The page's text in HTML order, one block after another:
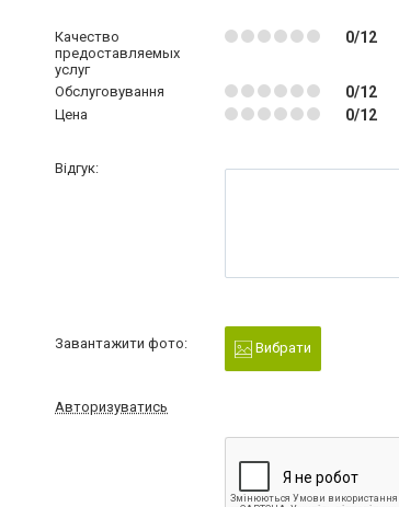
Качество
предоставляемых
услуг
0/12
Обслуговування 0/12
Цена 0/12
Відгук:
Завантажити фото: Вибрати
Авторизуватись